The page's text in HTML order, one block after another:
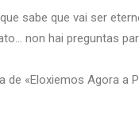
sabe que vai ser
non hai preguntas
«Eloxiemos Agora a